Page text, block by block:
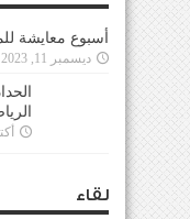
أسبوع معايشة
ديسمبر 11, 2023
لقاء